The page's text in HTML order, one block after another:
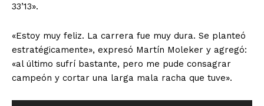
33’13».
«Estoy muy feliz. La carrera fue muy dura. Se planteó
estratégicamente», expresó Martín Moleker y agregó:
«al último sufrí bastante, pero me pude consagrar
campeón y cortar una larga mala racha que tuve».